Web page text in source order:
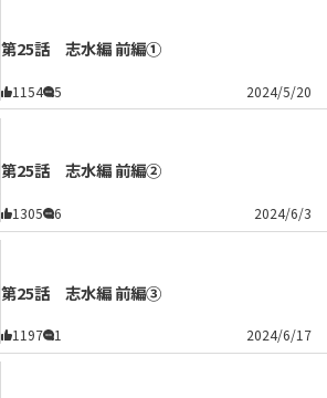
第25話 志水編 前編①
1154 5 2024/5/20
第25話 志水編 前編②
1305 6 2024/6/3
第25話 志水編 前編③
1197 1 2024/6/17